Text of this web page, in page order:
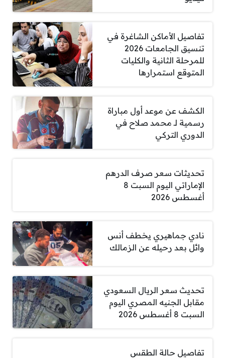
تفاصيل الأماكن الشاغرة في
تنسيق الجامعات 2026
للمرحلة الثانية والكليات
المتوقع استمرارها
الكشف عن موعد أول مباراة
رسمية لـ محمد صلاح في
الدوري التركي
تحديثات سعر صرف الدرهم
الإماراتي اليوم السبت 8
أغسطس 2026
نادي جماهيري يخطف أنس
وائل بعد رحيله عن الزمالك
تحديث سعر الريال السعودي
مقابل الجنيه المصري اليوم
السبت 8 أغسطس 2026
تفاصيل حالة الطقس